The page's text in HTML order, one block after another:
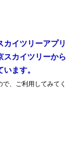
カイツリーアプリ
スカイツリーから
ます。
、ご利用してみてく